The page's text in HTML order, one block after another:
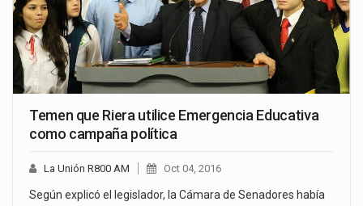
Temen que Riera utilice Emergencia Educativa
como campaña política
La Unión R800 AM Oct 04, 2016
Según explicó el legislador, la Cámara de Senadores había